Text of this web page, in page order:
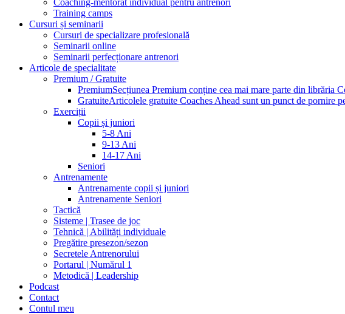
Coaching-mentorat individual pentru antrenori
Training camps
Cursuri și seminarii
Cursuri de specializare profesională
Seminarii online
Seminarii perfecționare antrenori
Articole de specialitate
Premium / Gratuite
PremiumSecțiunea Premium conține cea mai mare parte din librăria
GratuiteArticolele gratuite Coaches Ahead sunt un punct de pornire
Exerciții
Copii și juniori
5-8 Ani
9-13 Ani
14-17 Ani
Seniori
Antrenamente
Antrenamente copii și juniori
Antrenamente Seniori
Tactică
Sisteme | Trasee de joc
Tehnică | Abilități individuale
Pregătire presezon/sezon
Secretele Antrenorului
Portarul | Numărul 1
Metodică | Leadership
Podcast
Contact
Contul meu